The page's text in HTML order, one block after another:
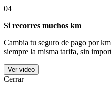
04
Si recorres muchos km
Cambia tu seguro de pago por
siempre la misma tarifa, sin
Ver video
Cerrar